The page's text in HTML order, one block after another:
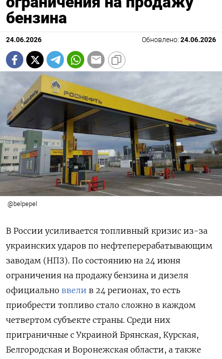
бензина
24.06.2026 Обновлено: 24.06.2026
@belpepel
В России усиливается топливный кризис из-за
украинских ударов по нефтеперерабатывающим
заводам (НПЗ). По состоянию на 24 июня
ограничения на продажу бензина и дизеля
официально ввели в 24 регионах, то есть
приобрести топливо стало сложно в каждом
четвертом субъекте страны. Среди них
приграничные с Украиной Брянская, Курская,
Белгородская и Воронежская области, а также